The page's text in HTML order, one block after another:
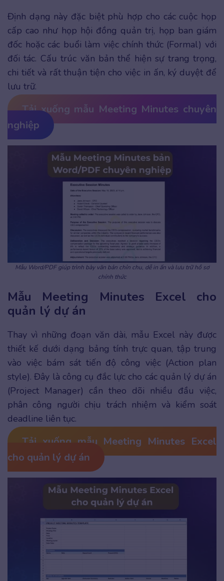
Định dạng này đặc biệt phù hợp cho các cuộc họp
cấp cao như họp hội đồng quản trị, họp ban giám
đốc hoặc các buổi làm việc chính thức (Formal) với
đối tác. Cấu trúc văn bản thể hiện sự trang trọng,
chi tiết và rất thuận tiện cho việc in ấn, ký duyệt để
lưu trữ.
Tải xuống mẫu Meeting Minutes chuyên
nghiệp
Mẫu Word/PDF giúp trình bày văn bản chỉn chu, dễ in ấn và lưu trữ hồ sơ
chính thức
Mẫu Meeting Minutes Excel cho
quản lý dự án
Thay vì những đoạn văn dài, mẫu Excel này được
thiết kế dưới dạng bảng tính trực quan, tập trung
vào việc bám sát tiến độ công việc (Action plan
style). Đây là công cụ đắc lực cho các quản lý dự án
(Project Manager) cần theo dõi nhiều đầu việc,
phân công người chịu trách nhiệm và kiểm soát
deadline liên tục.
Tải xuống mẫu Meeting Minutes Excel
cho quản lý dự án